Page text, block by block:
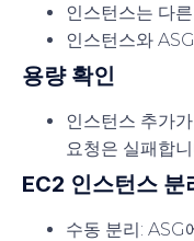
인스턴스는 다
인스턴스와
용량 확인
인스턴스 추가
요청은 실패합니
EC2 인스턴스 분
수동 분리: ASG